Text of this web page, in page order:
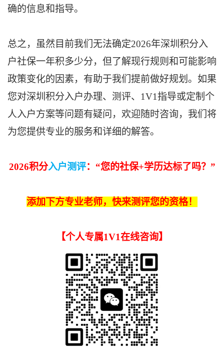
确的信息和指导。
总之，虽然目前我们无法确定2026年深圳积分入
户社保一年积多少分，但了解现行规则和可能影响
政策变化的因素，有助于我们提前做好规划。如果
您对深圳积分入户办理、测评、1V1指导或定制个
人入户方案等问题有疑问，欢迎随时咨询，我们将
为您提供专业的服务和详细的解答。
2026积分入户测评：“您的社保+学历达标了吗？ ”
添加下方专业老师，快来测评您的资格！
【个人专属1V1在线咨询】